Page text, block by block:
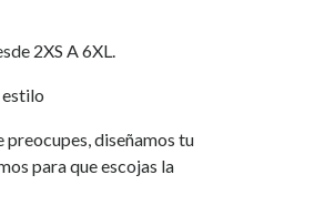
2XS A 6XL.
estilo
preocupes, diseñamos tu
para que escojas la